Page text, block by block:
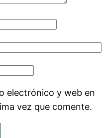
electrónico y web en
vez que comente.